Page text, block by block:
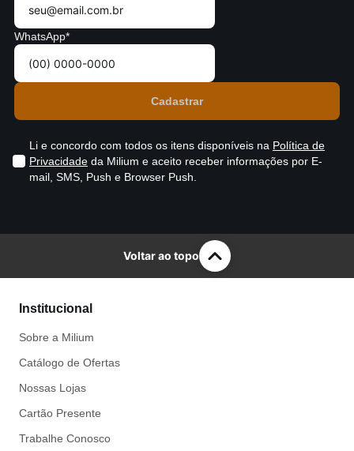
WhatsApp*
Li e concordo com todos os itens disponíveis na Política de
Privacidade da Milium e aceito receber informações por E-
mail, SMS, Push e Browser Push.
Voltar ao topo
Institucional
Sobre a Milium
Catálogo de Ofertas
Nossas Lojas
Cartão Presente
Trabalhe Conosco